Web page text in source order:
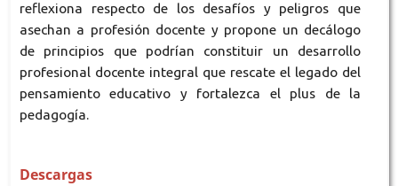
reflexiona respecto de los desafíos y peligros que
asechan a profesión docente y propone un decálogo
de principios que podrían constituir un desarrollo
profesional docente integral que rescate el legado del
pensamiento educativo y fortalezca el plus de la
pedagogía.
Descargas